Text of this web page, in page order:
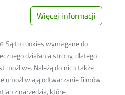
Więcej informacji
Są to cookies wymagane do
działania strony, dlatego
możliwe. Należą do nich także
umożliwiają odtwarzanie filmów
z narzędzia, które
cyfrowej